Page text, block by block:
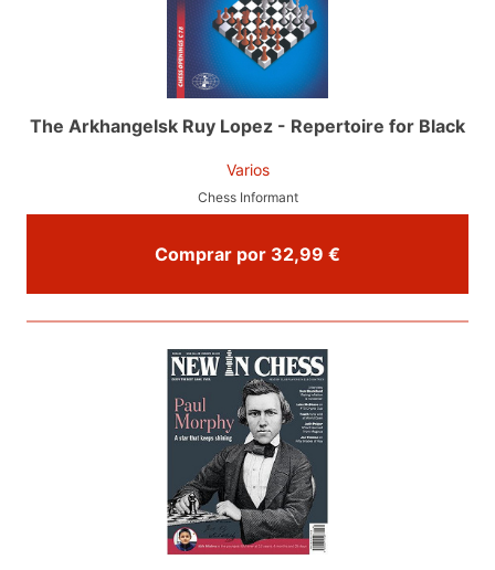
The Arkhangelsk Ruy Lopez - Repertoire for Black
Varios
Chess Informant
Comprar por 32,99 €